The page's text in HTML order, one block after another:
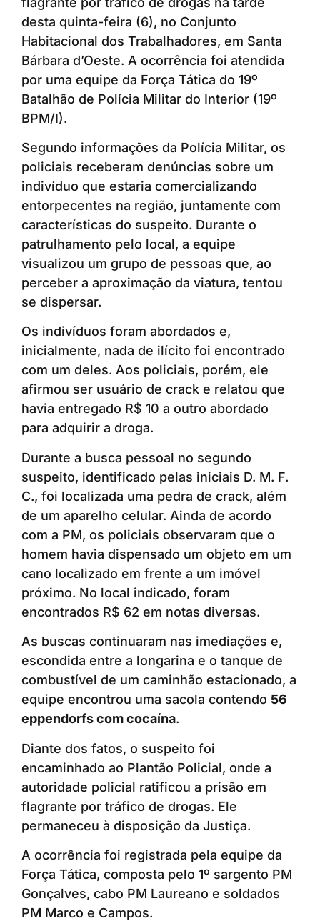
desta quinta-feira (6), no Conjunto
Habitacional dos Trabalhadores, em Santa
Bárbara d’Oeste. A ocorrência foi atendida
por uma equipe da Força Tática do 19º
Batalhão de Polícia Militar do Interior (19º
BPM/I).
Segundo informações da Polícia Militar, os
policiais receberam denúncias sobre um
indivíduo que estaria comercializando
entorpecentes na região, juntamente com
características do suspeito. Durante o
patrulhamento pelo local, a equipe
visualizou um grupo de pessoas que, ao
perceber a aproximação da viatura, tentou
se dispersar.
Os indivíduos foram abordados e,
inicialmente, nada de ilícito foi encontrado
com um deles. Aos policiais, porém, ele
afirmou ser usuário de crack e relatou que
havia entregado R$ 10 a outro abordado
para adquirir a droga.
Durante a busca pessoal no segundo
suspeito, identificado pelas iniciais D. M. F.
C., foi localizada uma pedra de crack, além
de um aparelho celular. Ainda de acordo
com a PM, os policiais observaram que o
homem havia dispensado um objeto em um
cano localizado em frente a um imóvel
próximo. No local indicado, foram
encontrados R$ 62 em notas diversas.
As buscas continuaram nas imediações e,
escondida entre a longarina e o tanque de
combustível de um caminhão estacionado, a
equipe encontrou uma sacola contendo 56
eppendorfs com cocaína.
Diante dos fatos, o suspeito foi
encaminhado ao Plantão Policial, onde a
autoridade policial ratificou a prisão em
flagrante por tráfico de drogas. Ele
permaneceu à disposição da Justiça.
A ocorrência foi registrada pela equipe da
Força Tática, composta pelo 1º sargento PM
Gonçalves, cabo PM Laureano e soldados
PM Marco e Campos.